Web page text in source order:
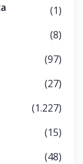
(1)
(8)
(97)
(27)
(1.227)
(15)
(48)